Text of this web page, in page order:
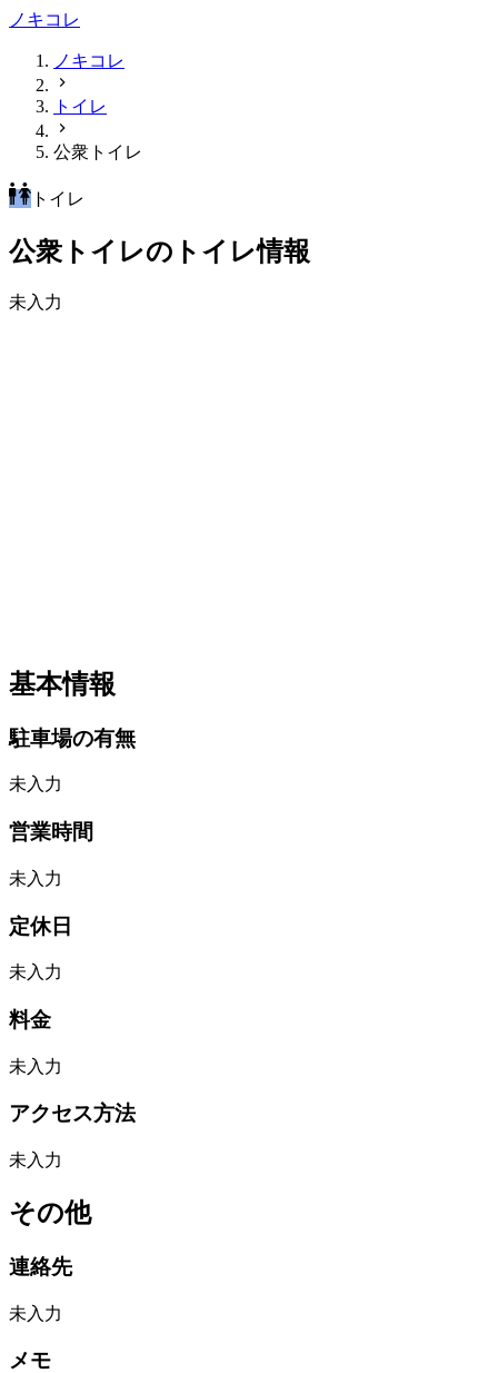
ノキコレ
ノキコレ
トイレ
公衆トイレ
トイレ
公衆トイレのトイレ情報
未入力
基本情報
駐車場の有無
未入力
営業時間
未入力
定休日
未入力
料金
未入力
アクセス方法
未入力
その他
連絡先
未入力
メモ